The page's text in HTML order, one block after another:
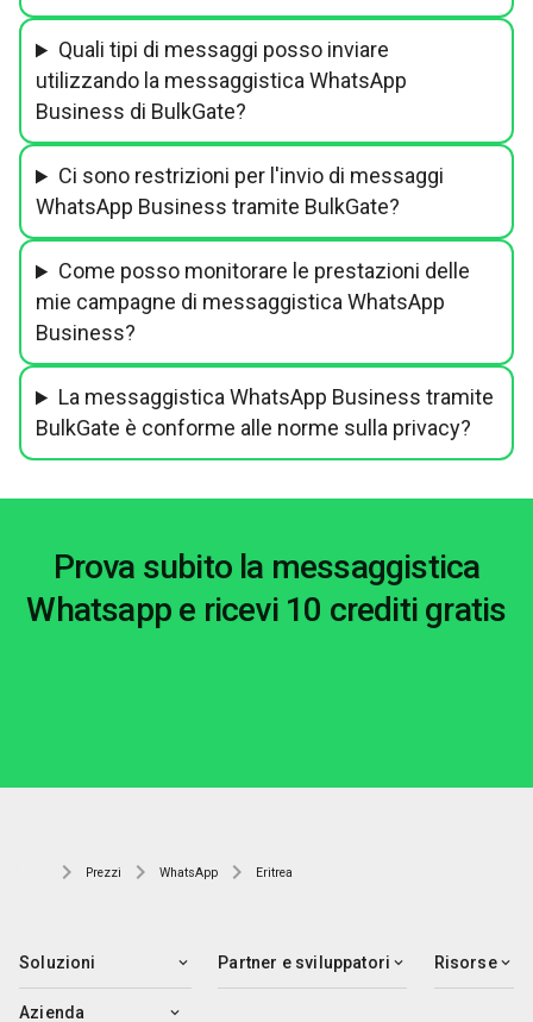
Quali tipi di messaggi posso inviare
utilizzando la messaggistica WhatsApp
Business di BulkGate?
Ci sono restrizioni per l'invio di messaggi
WhatsApp Business tramite BulkGate?
Come posso monitorare le prestazioni delle
mie campagne di messaggistica WhatsApp
Business?
La messaggistica WhatsApp Business tramite
BulkGate è conforme alle norme sulla privacy?
Prova subito la messaggistica
Whatsapp e ricevi 10 crediti gratis
Prezzi WhatsApp Eritrea
Soluzioni Partner e sviluppatori Risorse
Azienda